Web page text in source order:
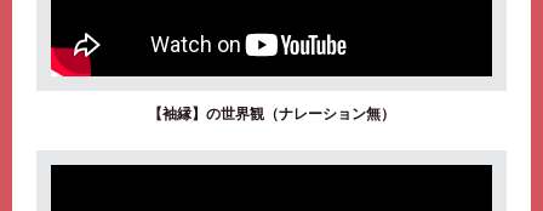
【袖縁】の世界観（ナレーション無）